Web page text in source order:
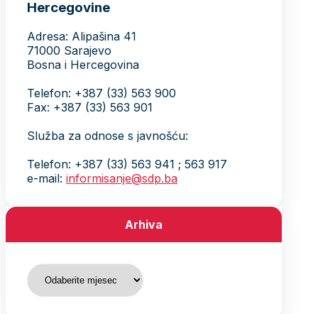
Hercegovine
Adresa: Alipašina 41
71000 Sarajevo
Bosna i Hercegovina
Telefon: +387 (33) 563 900
Fax: +387 (33) 563 901
Služba za odnose s javnošću:
Telefon: +387 (33) 563 941 ; 563 917
e-mail: informisanje@sdp.ba
Arhiva
Arhiva